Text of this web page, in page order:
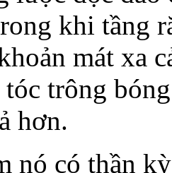
khi tầng
mát xa
trông
hơn.
nó có thần